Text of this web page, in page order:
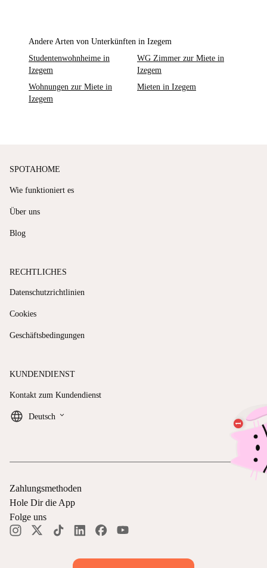
Andere Arten von Unterkünften in Izegem
Studentenwohnheime in
Izegem
WG Zimmer zur Miete in
Izegem
Wohnungen zur Miete in
Izegem
Mieten in Izegem
SPOTAHOME
Wie funktioniert es
Über uns
Blog
RECHTLICHES
Datenschutzrichtlinien
Cookies
Geschäftsbedingungen
KUNDENDIENST
Kontakt zum Kundendienst
Deutsch keyboard_arrow_down
Zahlungsmethoden
Hole Dir die App
Folge uns